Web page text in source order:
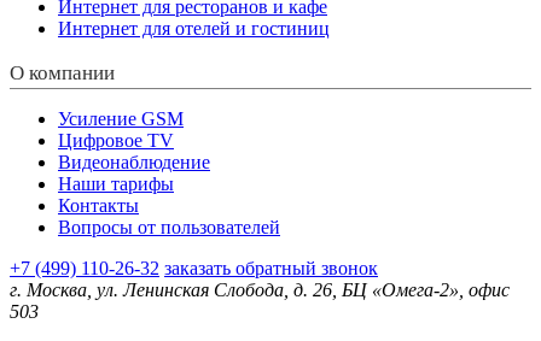
Интернет для ресторанов и кафе
Интернет для отелей и гостиниц
О компании
Усиление GSM
Цифровое TV
Видеонаблюдение
Наши тарифы
Контакты
Вопросы от пользователей
+7 (499) 110-26-32 заказать обратный звонок
г. Москва, ул. Ленинская Слобода, д. 26, БЦ «Омега-2», офис
503